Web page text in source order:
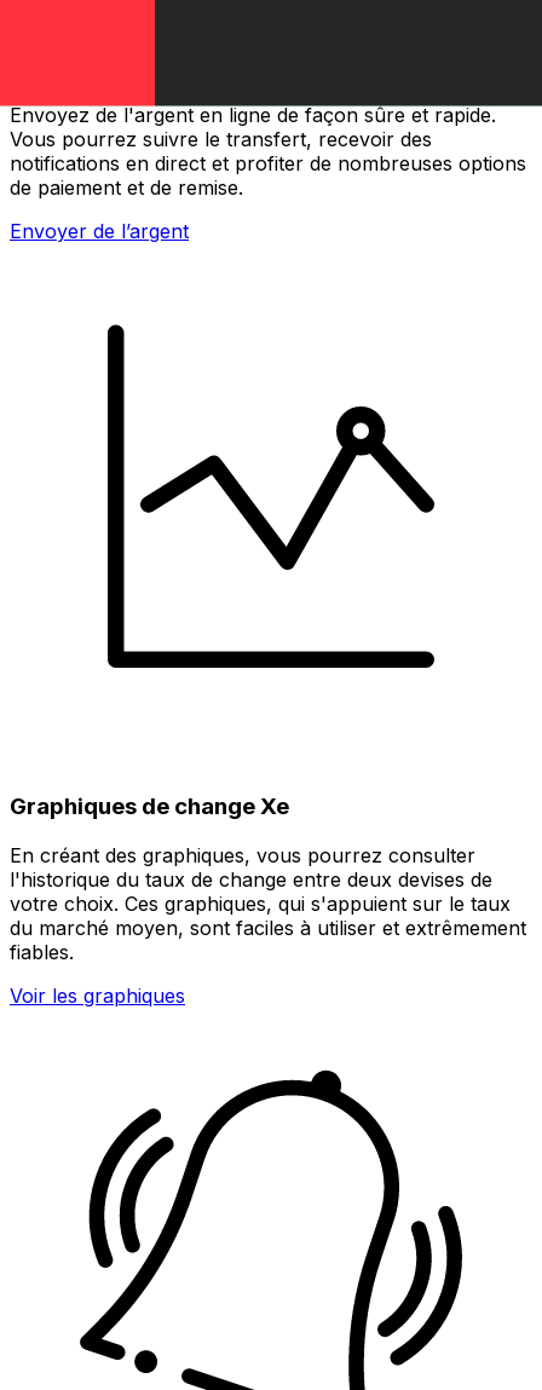
Envoyez de l'argent en ligne de façon sûre et rapide.
Vous pourrez suivre le transfert, recevoir des
notifications en direct et profiter de nombreuses options
de paiement et de remise.
Envoyer de l’argent
Graphiques de change Xe
En créant des graphiques, vous pourrez consulter
l'historique du taux de change entre deux devises de
votre choix. Ces graphiques, qui s'appuient sur le taux
du marché moyen, sont faciles à utiliser et extrêmement
fiables.
Voir les graphiques